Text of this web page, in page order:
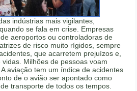
indústrias mais vigilantes,
se fala em crise. Empresas
aeroportos ou controladoras de
de risco muito rígidos, sempre
que acarretem prejuízos e,
Milhões de pessoas voam
aviação tem um índice de acidentes
de o avião ser apontado como
transporte de todos os tempos.